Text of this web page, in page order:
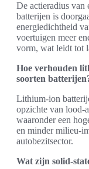
De actieradius van
batterijen is
energiedichtheid
voertuigen meer
vorm, wat leidt tot
Hoe verhouden
soorten
Lithium-ion
opzichte van lood-
waaronder een
en minder milieu-
autobezitsector.
Wat zijn solid-